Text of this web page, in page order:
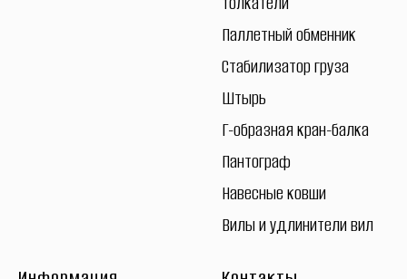
Паллетный обменник
Стабилизатор груза
Штырь
Г-образная кран-балка
Пантограф
Навесные ковши
Вилы и удлинители вил